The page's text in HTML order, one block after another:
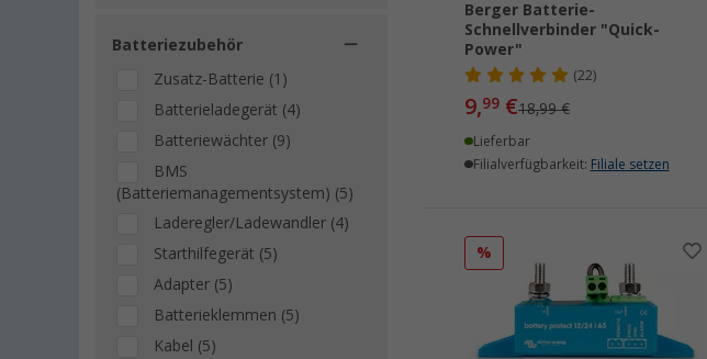
Next Level Systems (1)
Nigrin (1)
tbs electronics (1)
Thetford (1)
Batteriezubehör
Zusatz-Batterie (1)
Batterieladegerät (4)
Batteriewächter (9)
BMS
(Batteriemanagementsystem) (5)
Laderegler/Ladewandler (4)
Starthilfegerät (5)
Adapter (5)
Batterieklemmen (5)
Kabel (5)
Berger Batterie-
Schnellverbinder "Quick-
Power"
(22)
9,99 €18,99 €
Lieferbar
Filialverfügbarkeit: Filiale setzen
%